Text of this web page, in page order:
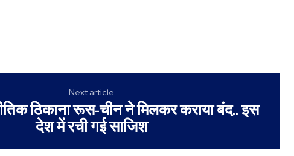
Next article
ठिकाना रूस-चीन ने मिलकर कराया बंद.. इस
देश में रची गई साजिश